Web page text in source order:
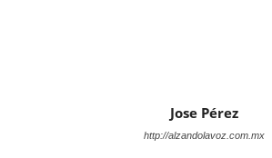
Jose Pérez
http://alzandolavoz.com.mx